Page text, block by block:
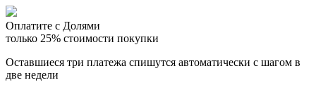
Оплатите с Долями
только 25% стоимости покупки
Оставшиеся три платежа спишутся автоматически с шагом в
две недели